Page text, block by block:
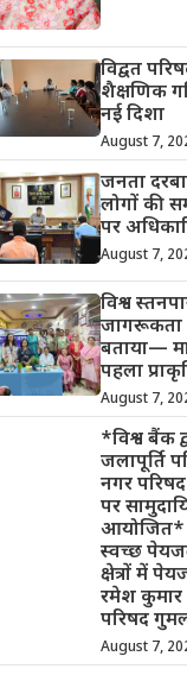
विद्वत
शैक्षणिक
नई दिशा
August 7,
जनता
लोगों की
पर
August 7,
विश्व
जागरूकता
बताया—
पहला
August 7,
*विश्व बैंक
जलापूर्ति
नगर
पर
आयोजित*
स्वच्छ
क्षेत्रों में
रमेश कुमार
परिषद
August 7,